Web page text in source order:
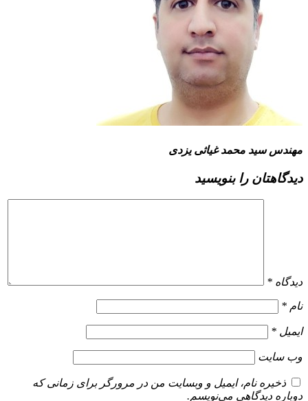
مهندس سید محمد غیاثی یزدی
دیدگاهتان را بنویسید
دیدگاه *
نام *
ایمیل *
وب‌ سایت
ذخیره نام، ایمیل و وبسایت من در مرورگر برای زمانی که
دوباره دیدگاهی می‌نویسم.